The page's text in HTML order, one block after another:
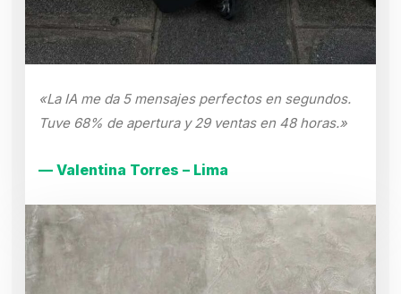
«La IA me da 5 mensajes perfectos en segundos.
Tuve 68% de apertura y 29 ventas en 48 horas.»
— Valentina Torres – Lima